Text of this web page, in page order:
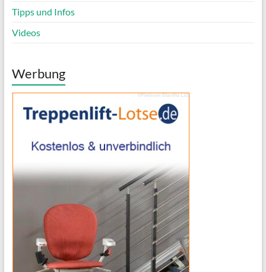
Tipps und Infos
Videos
Werbung